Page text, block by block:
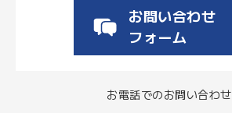
お問い合わせ
フォーム
お電話でのお問い合わせ